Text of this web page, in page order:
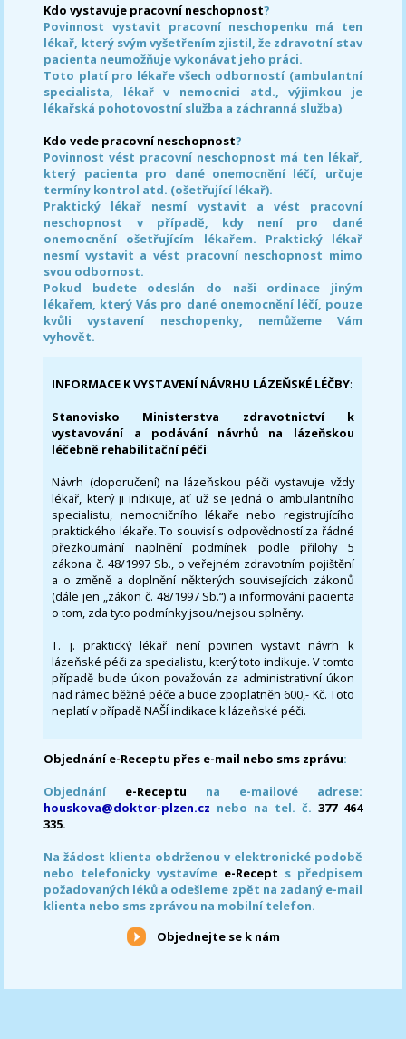
Kdo vystavuje pracovní neschopnost?
Povinnost vystavit pracovní neschopenku má ten
lékař, který svým vyšetřením zjistil, že zdravotní stav
pacienta neumožňuje vykonávat jeho práci.
Toto platí pro lékaře všech odborností (ambulantní
specialista, lékař v nemocnici atd., výjimkou je
lékařská pohotovostní služba a záchranná služba)
Kdo vede pracovní neschopnost?
Povinnost vést pracovní neschopnost má ten lékař,
který pacienta pro dané onemocnění léčí, určuje
termíny kontrol atd. (ošetřující lékař).
Praktický lékař nesmí vystavit a vést pracovní
neschopnost v případě, kdy není pro dané
onemocnění ošetřujícím lékařem. Praktický lékař
nesmí vystavit a vést pracovní neschopnost mimo
svou odbornost.
Pokud budete odeslán do naši ordinace jiným
lékařem, který Vás pro dané onemocnění léčí, pouze
kvůli vystavení neschopenky, nemůžeme Vám
vyhovět.
INFORMACE K VYSTAVENÍ NÁVRHU LÁZEŇSKÉ LÉČBY:
Stanovisko Ministerstva zdravotnictví k
vystavování a podávání návrhů na lázeňskou
léčebně rehabilitační péči:
Návrh (doporučení) na lázeňskou péči vystavuje vždy
lékař, který ji indikuje, ať už se jedná o ambulantního
specialistu, nemocničního lékaře nebo registrujícího
praktického lékaře. To souvisí s odpovědností za řádné
přezkoumání naplnění podmínek podle přílohy 5
zákona č. 48/1997 Sb., o veřejném zdravotním pojištění
a o změně a doplnění některých souvisejících zákonů
(dále jen „zákon č. 48/1997 Sb.“) a informování pacienta
o tom, zda tyto podmínky jsou/nejsou splněny.
T. j. praktický lékař není povinen vystavit návrh k
lázeňské péči za specialistu, který toto indikuje. V tomto
případě bude úkon považován za administrativní úkon
nad rámec běžné péče a bude zpoplatněn 600,- Kč. Toto
neplatí v případě NAŠÍ indikace k lázeňské péči.
Objednání e-Receptu přes e-mail nebo sms zprávu:
Objednání e-Receptu na e-mailové adrese:
houskova@doktor-plzen.cz nebo na tel. č. 377 464
335.
Na žádost klienta obdrženou v elektronické podobě
nebo telefonicky vystavíme e-Recept s předpisem
požadovaných léků a odešleme zpět na zadaný e-mail
klienta nebo sms zprávou na mobilní telefon.
Objednejte se k nám